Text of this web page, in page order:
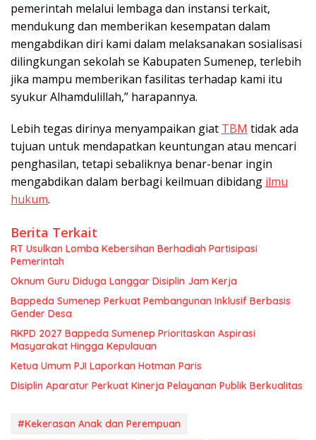
pemerintah melalui lembaga dan instansi terkait,
mendukung dan memberikan kesempatan dalam
mengabdikan diri kami dalam melaksanakan sosialisasi
dilingkungan sekolah se Kabupaten Sumenep, terlebih
jika mampu memberikan fasilitas terhadap kami itu
syukur Alhamdulillah,” harapannya.
Lebih tegas dirinya menyampaikan giat TBM tidak ada
tujuan untuk mendapatkan keuntungan atau mencari
penghasilan, tetapi sebaliknya benar-benar ingin
mengabdikan dalam berbagi keilmuan dibidang ilmu
hukum.
Berita Terkait
RT Usulkan Lomba Kebersihan Berhadiah Partisipasi
Pemerintah
Oknum Guru Diduga Langgar Disiplin Jam Kerja
Bappeda Sumenep Perkuat Pembangunan Inklusif Berbasis
Gender Desa
RKPD 2027 Bappeda Sumenep Prioritaskan Aspirasi
Masyarakat Hingga Kepulauan
Ketua Umum PJI Laporkan Hotman Paris
Disiplin Aparatur Perkuat Kinerja Pelayanan Publik Berkualitas
#Kekerasan Anak dan Perempuan